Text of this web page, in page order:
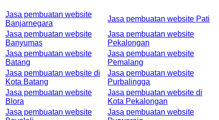
Jasa pembuatan website
Banjarnegara
Jasa pembuatan website Pati
Jasa pembuatan website
Banyumas
Jasa pembuatan website
Pekalongan
Jasa pembuatan website
Batang
Jasa pembuatan website
Pemalang
Jasa pembuatan website di
Kota Batang
Jasa pembuatan website
Purbalingga
Jasa pembuatan website
Blora
Jasa pembuatan website di
Kota Pekalongan
Jasa pembuatan website
Jasa pembuatan website